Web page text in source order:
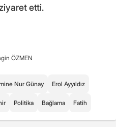
etti.
ÖZMEN
Nur Günay Erol Ayyıldız
Politika Bağlama Fatih